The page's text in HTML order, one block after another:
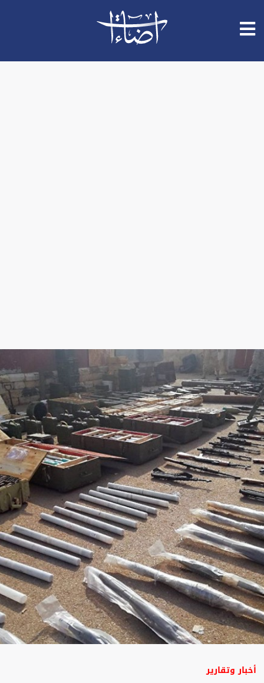
أخبار وتقارير